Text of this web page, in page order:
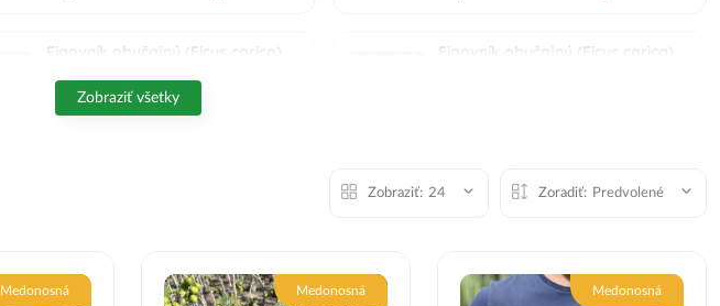
Figovník obyčajný (Ficus carica)
cm, kont. C2,6L – BONSAJ (deco
misa)
Figovník obyčajný (Ficus carica)
Zobraziť všetky
Zobraziť: 24 Zoradiť: Predvolené
Medonosná Medonosná Medonosná